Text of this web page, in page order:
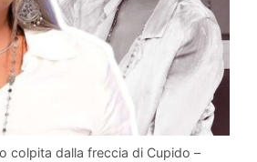
colpita dalla freccia di Cupido –